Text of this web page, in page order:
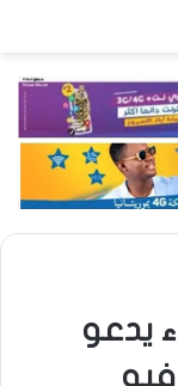
يدعو